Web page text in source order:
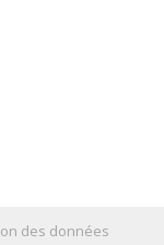
des données